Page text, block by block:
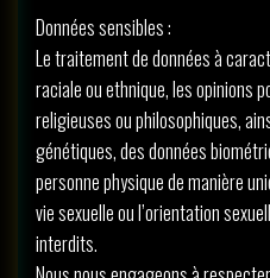
Données sensibles :
Le traitement de données à
raciale ou ethnique, les opinions
religieuses ou philosophiques,
génétiques, des données
personne physique de manière
vie sexuelle ou l’orientation
interdits.